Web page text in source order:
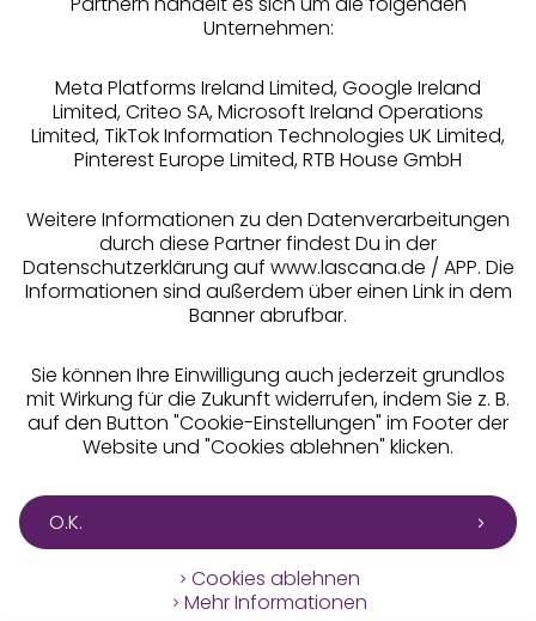
Rechtliches
Alle Preise inkl. MwSt., zzgl.
Versandkosten
Unternehmen:
Meta Platforms Ireland Limited, Google Ireland
Limited, Criteo SA, Microsoft Ireland Operations
Limited, TikTok Information Technologies UK Limited,
Pinterest Europe Limited, RTB House GmbH
Weitere Informationen zu den Datenverarbeitungen
durch diese Partner findest Du in der
Datenschutzerklärung auf www.lascana.de / APP. Die
Informationen sind außerdem über einen Link in dem
Banner abrufbar.
Sie können Ihre Einwilligung auch jederzeit grundlos
mit Wirkung für die Zukunft widerrufen, indem Sie z. B.
auf den Button "Cookie-Einstellungen" im Footer der
Website und "Cookies ablehnen" klicken.
O.K.
Cookies ablehnen
Mehr Informationen